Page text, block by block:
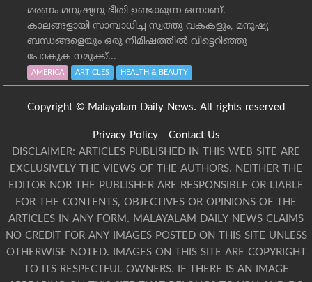
മരണം മനുഷ്യനു ഭീതി ഉണ്ടക്കുന്ന ഒന്നാണ്.
കാലങ്ങളായി സാമ്പാധിച്ച സ്വത്തു വകകളും, മനുഷ്യ
ബന്ധങ്ങളെയും ഒരു നിമിഷത്തിൽ വിട്ടെറിഞ്ഞു
പോകുക നമുക്ക്...
AMERICA ARTICLES HEALTH & BEAUTY
Copyright © Malayalam Daily News. All rights reserved
Privacy Policy
Contact Us
DISCLAIMER: ARTICLES PUBLISHED IN THIS WEB SITE ARE
EXCLUSIVELY THE VIEWS OF THE AUTHORS. NEITHER THE
EDITOR NOR THE PUBLISHER ARE RESPONSIBLE OR LIABLE
FOR THE CONTENTS, OBJECTIVES OR OPINIONS OF THE
ARTICLES IN ANY FORM. MALAYALAM DAILY NEWS CLAIMS
NO CREDIT FOR ANY IMAGES POSTED ON THIS SITE UNLESS
OTHERWISE NOTED. IMAGES ON THIS SITE ARE COPYRIGHT
TO ITS RESPECTFUL OWNERS. IF THERE IS AN IMAGE